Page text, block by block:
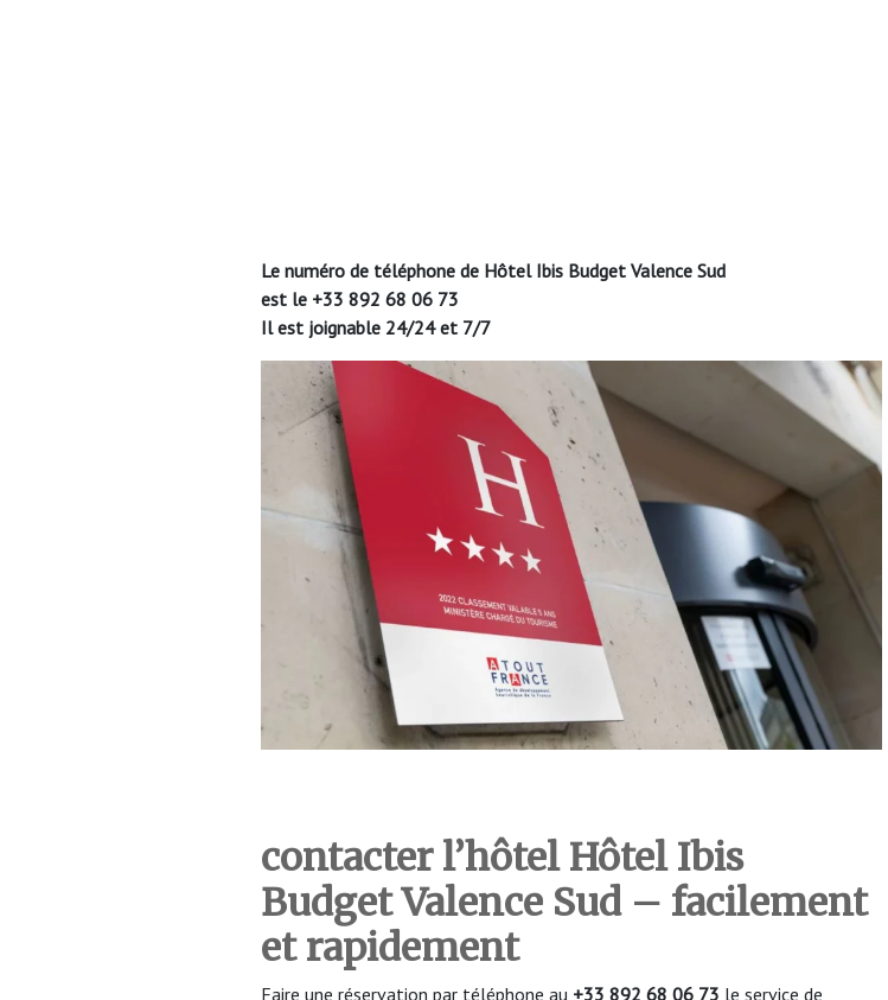
Le numéro de téléphone de Hôtel Ibis Budget Valence Sud
est le +33 892 68 06 73
Il est joignable 24/24 et 7/7
contacter l’hôtel Hôtel Ibis
Budget Valence Sud – facilement
et rapidement
Faire une réservation par téléphone au +33 892 68 06 73 le service de